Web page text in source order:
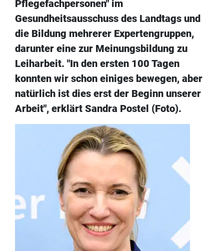
Pflegefachpersonen" im
Gesundheitsausschuss des Landtags und
die Bildung mehrerer Expertengruppen,
darunter eine zur Meinungsbildung zu
Leiharbeit. "In den ersten 100 Tagen
konnten wir schon einiges bewegen, aber
natürlich ist dies erst der Beginn unserer
Arbeit", erklärt Sandra Postel (Foto).